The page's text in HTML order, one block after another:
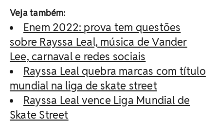
Veja também:
Enem 2022: prova tem questões
sobre Rayssa Leal, música de Vander
Lee, carnaval e redes sociais
Rayssa Leal quebra marcas com título
mundial na liga de skate street
Rayssa Leal vence Liga Mundial de
Skate Street